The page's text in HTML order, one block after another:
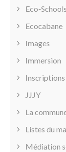
Eco-Schools
Ecocabane
Images
Immersion
Inscriptions
JJJY
La
Listes du
Médiation